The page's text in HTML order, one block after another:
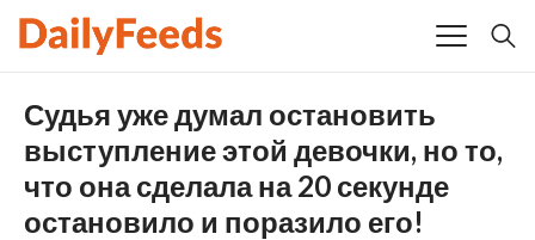
Судья уже думал остановить
выступление этой девочки, но то,
что она сделала на 20 секунде
остановило и поразило его!